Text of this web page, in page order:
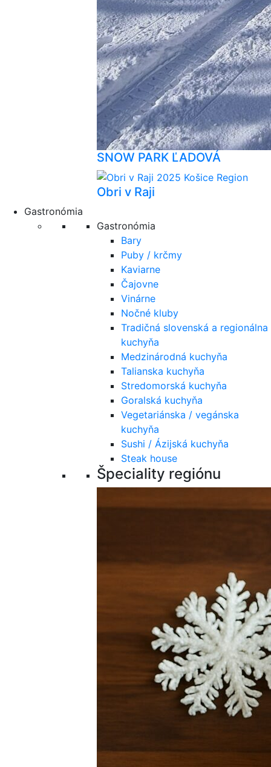
SNOW PARK ĽADOVÁ
Obri v Raji
Gastronómia
Gastronómia
Bary
Puby / krčmy
Kaviarne
Čajovne
Vinárne
Nočné kluby
Tradičná slovenská a regionálna
kuchyňa
Medzinárodná kuchyňa
Talianska kuchyňa
Stredomorská kuchyňa
Goralská kuchyňa
Vegetariánska / vegánska
kuchyňa
Sushi / Ázijská kuchyňa
Steak house
Špeciality regiónu